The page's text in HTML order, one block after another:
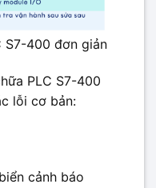
S7-400 đơn giản
PLC S7-400
lỗi cơ bản:
cảnh báo